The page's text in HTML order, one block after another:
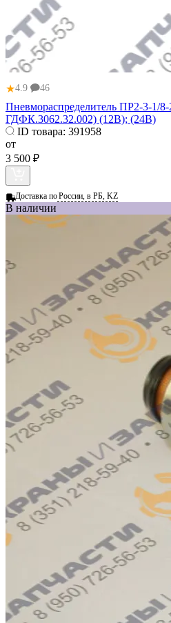
★4.9 46
Пневмораспределитель ПР2-3-1/
ГДФК.3062.32.002) (12В); (24В)
ID товара: 391958
от
3 500 ₽
Доставка поРоссии, в РБ, KZ
В наличии